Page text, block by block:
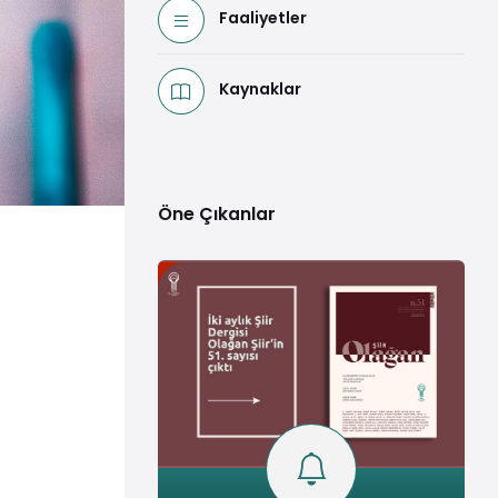
Faaliyetler
Kaynaklar
Öne Çıkanlar